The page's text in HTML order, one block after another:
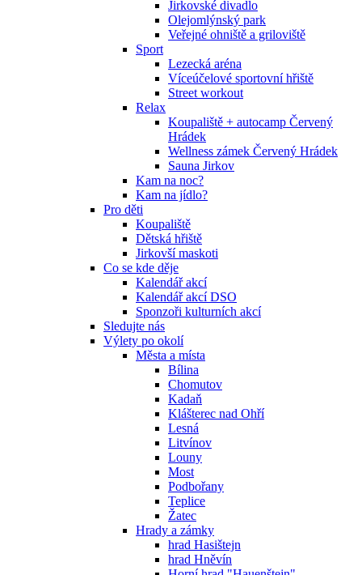
Jirkovské divadlo
Olejomlýnský park
Veřejné ohniště a griloviště
Sport
Lezecká aréna
Víceúčelové sportovní hřiště
Street workout
Relax
Koupaliště + autocamp Červený
Hrádek
Wellness zámek Červený Hrádek
Sauna Jirkov
Kam na noc?
Kam na jídlo?
Pro děti
Koupaliště
Dětská hřiště
Jirkovší maskoti
Co se kde děje
Kalendář akcí
Kalendář akcí DSO
Sponzoři kulturních akcí
Sledujte nás
Výlety po okolí
Města a místa
Bílina
Chomutov
Kadaň
Klášterec nad Ohří
Lesná
Litvínov
Louny
Most
Podbořany
Teplice
Žatec
Hrady a zámky
hrad Hasištejn
hrad Hněvín